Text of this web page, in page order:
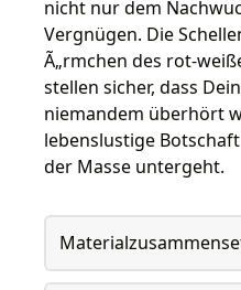
nicht nur dem
Vergnügen. Die
Ã„rmchen des rot-
stellen sicher, dass
niemandem überhört
lebenslustige
der Masse untergeht.